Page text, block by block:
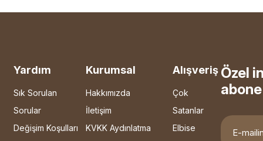
Yardım
Sık Sorulan
Sorular
Değişim Koşulları
Kurumsal
Hakkımızda
İletişim
KVKK Aydınlatma
Alışveriş
Çok
Satanlar
Elbise
Özel